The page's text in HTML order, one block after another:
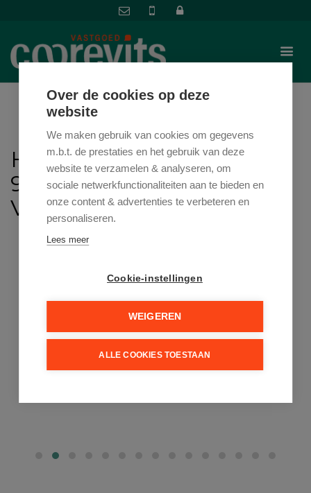
HAZELAARSTRAAT 25 ,
9000 GENT
VRAAGPRIJS: € 390.000
Over de cookies op deze
website
We maken gebruik van cookies om gegevens
m.b.t. de prestaties en het gebruik van deze
website te verzamelen & analyseren, om
sociale netwerkfunctionaliteiten aan te bieden en
onze content & advertenties te verbeteren en
personaliseren.
Lees meer
Cookie-instellingen
WEIGEREN
ALLE COOKIES TOESTAAN